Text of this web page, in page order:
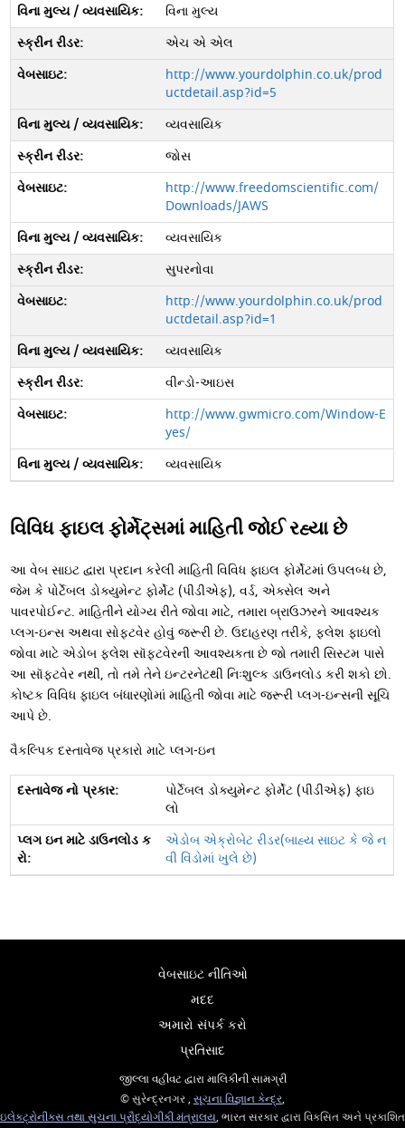
વિના મુલ્ય
એચ એ એલ
http://www.yourdolphin.co.uk/prod
uctdetail.asp?id=5
વ્યવસાયિક
જોસ
http://www.freedomscientific.com/
Downloads/JAWS
વ્યવસાયિક
સુપરનોવા
http://www.yourdolphin.co.uk/prod
uctdetail.asp?id=1
વ્યવસાયિક
વીન્ડો-આઇસ
http://www.gwmicro.com/Window-E
yes/
વ્યવસાયિક
વિવિધ ફાઇલ ફોર્મેટ્સમાં માહિતી જોઈ રહ્યા છે
આ વેબ સાઇટ દ્વારા પ્રદાન કરેલી માહિતી વિવિધ ફાઇલ ફોર્મેટમાં ઉપલબ્ધ છે,
જેમ કે પોર્ટેબલ ડોક્યુમેન્ટ ફોર્મેટ (પીડીએફ), વર્ડ, એક્સેલ અને
પાવરપોઈન્ટ. માહિતીને યોગ્ય રીતે જોવા માટે, તમારા બ્રાઉઝરને આવશ્યક
પ્લગ-ઇન્સ અથવા સોફ્ટવેર હોવું જરૂરી છે. ઉદાહરણ તરીકે, ફ્લેશ ફાઇલો
જોવા માટે એડોબ ફ્લેશ સૉફ્ટવેરની આવશ્યકતા છે જો તમારી સિસ્ટમ પાસે
આ સૉફ્ટવેર નથી, તો તમે તેને ઇન્ટરનેટથી નિઃશુલ્ક ડાઉનલોડ કરી શકો છો.
કોષ્ટક વિવિધ ફાઇલ બંધારણોમાં માહિતી જોવા માટે જરૂરી પ્લગ-ઇન્સની સૂચિ
આપે છે.
વૈકલ્પિક દસ્તાવેજ પ્રકારો માટે પ્લગ-ઇન
પોર્ટેબલ ડોક્યુમેન્ટ ફોર્મેટ (પીડીએફ) ફાઇ
લો
એડોબ એક્રોબેટ રીડર(બાહ્ય સાઇટ કે જે ન
વી વિંડોમાં ખુલે છે)
વેબસાઇટ નીતિઓ
મદદ
અમારો સંપર્ક કરો
પ્રતિસાદ
જીલ્લા વહીવટ દ્વારા માલિકીની સામગ્રી
© સુરેન્દ્રનગર , સૂચના વિજ્ઞાન કેન્દ્ર,
ઇલેક્ટ્રોનીક્સ તથા સુચના પ્રૌદ્યોગીકી મંત્રાલય, ભારત સરકાર દ્વારા વિકસિત અને પ્રકાશિત